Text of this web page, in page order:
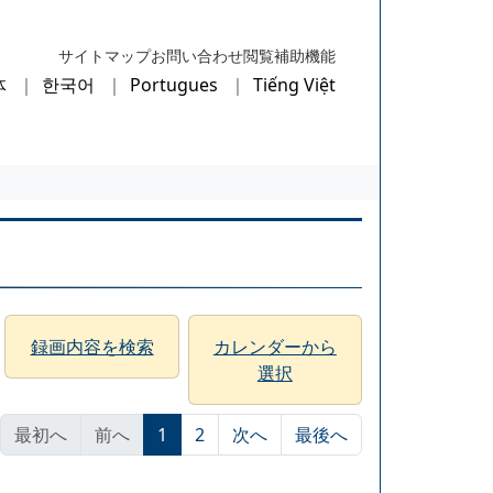
サイトマップお問い合わせ閲覧補助機能
한국어 Portugues Tiếng Việt
録画内容を検索
カレンダーから
選択
最初へ 前へ 1 2 次へ 最後へ